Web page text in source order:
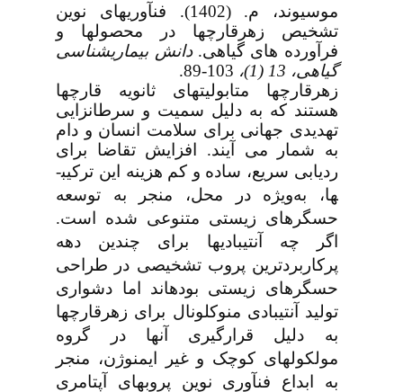
موسیوند، م. (1402).
فنآوری­های نوین
تشخیص زهرقارچ­ها در محصول­ها و
فرآورده ­های گیاهی.دانش بیماری شناسی
گیاهی،13 (1) ،103
-89.
زهرقارچ­ها متابولیت­های ثانویه قارچ­ها
هستند که به دلیل سمیت و سرطانزایی
تهدیدی جهانی برای سلامت انسان و دام
به شمار می ­آیند. افزایش تقاضا برای
ردیابی سریع، ساده و کم هزینه اینترکیب­
ها، به‌ویژه در محل، منجر به توسعه
حسگرهای زیستی متنوعی شده است.
اگر چه آنتی­بادی­ها برای چندین دهه
پرکاربردترین پروب تشخیصی در طراحی
حسگرهای زیستی بوده­اند اما دشواری
تولید آنتی­بادی منوکلونال برای زهرقارچ­ها
به دلیل قرارگیری آنها در گروه
مولکولهای کوچک و غیر ایمنوژن، منجر
به ابداع فنآوری نوین پروب­های آپتامری